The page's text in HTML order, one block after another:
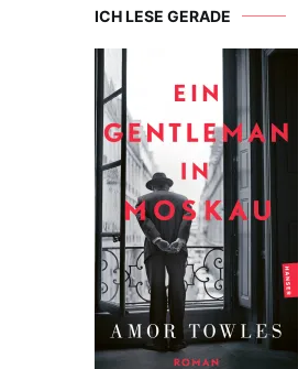
ICH LESE GERADE